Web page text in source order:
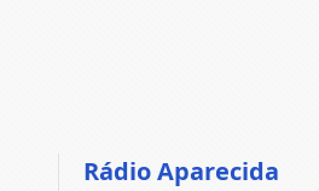
Rádio Aparecida